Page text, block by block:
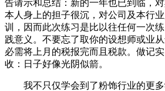
告请示和总结：新的一年也已到临，
本人身上的担子很沉，对公司及本行
训，因而此次练习是比以往任何一次
践意义。不要忘了取你的设想师或业
必需将上月的税报完而且税款。做记
收：日子好像光阴似箭。
我不只仅学会到了粉饰行业的更多